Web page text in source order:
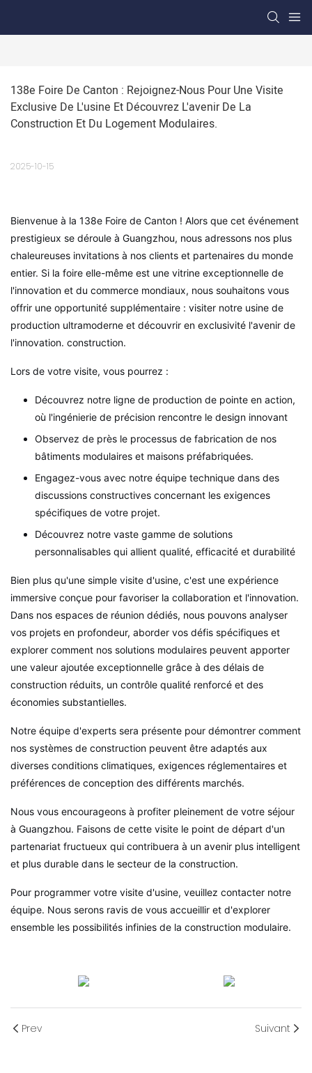
138e Foire De Canton : Rejoignez-Nous Pour Une Visite
Exclusive De L'usine Et Découvrez L'avenir De La
Construction Et Du Logement Modulaires.
2025-10-15
Bienvenue à la 138e Foire de Canton ! Alors que cet événement
prestigieux se déroule à Guangzhou, nous adressons nos plus
chaleureuses invitations à nos clients et partenaires du monde
entier. Si la foire elle-même est une vitrine exceptionnelle de
l'innovation et du commerce mondiaux, nous souhaitons vous
offrir une opportunité supplémentaire : visiter notre usine de
production ultramoderne et découvrir en exclusivité l'avenir de
l'innovation. construction.
Lors de votre visite, vous pourrez :
Découvrez notre ligne de production de pointe en action,
où l'ingénierie de précision rencontre le design innovant
Observez de près le processus de fabrication de nos
bâtiments modulaires et maisons préfabriquées.
Engagez-vous avec notre équipe technique dans des
discussions constructives concernant les exigences
spécifiques de votre projet.
Découvrez notre vaste gamme de solutions
personnalisables qui allient qualité, efficacité et durabilité
Bien plus qu'une simple visite d'usine, c'est une expérience
immersive conçue pour favoriser la collaboration et l'innovation.
Dans nos espaces de réunion dédiés, nous pouvons analyser
vos projets en profondeur, aborder vos défis spécifiques et
explorer comment nos solutions modulaires peuvent apporter
une valeur ajoutée exceptionnelle grâce à des délais de
construction réduits, un contrôle qualité renforcé et des
économies substantielles.
Notre équipe d'experts sera présente pour démontrer comment
nos systèmes de construction peuvent être adaptés aux
diverses conditions climatiques, exigences réglementaires et
préférences de conception des différents marchés.
Nous vous encourageons à profiter pleinement de votre séjour
à Guangzhou. Faisons de cette visite le point de départ d'un
partenariat fructueux qui contribuera à un avenir plus intelligent
et plus durable dans le secteur de la construction.
Pour programmer votre visite d'usine, veuillez contacter notre
équipe. Nous serons ravis de vous accueillir et d'explorer
ensemble les possibilités infinies de la construction modulaire.
Prev Suivant